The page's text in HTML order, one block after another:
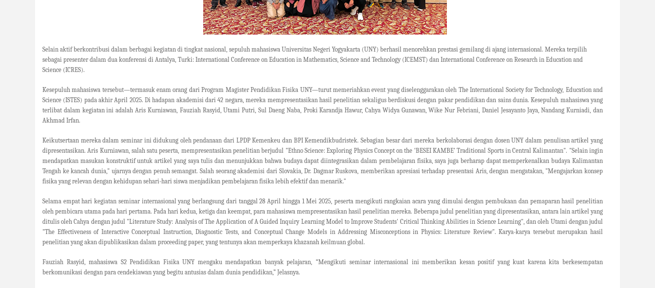
Selain aktif berkontribusi dalam berbagai kegiatan di tingkat nasional, sepuluh mahasiswa Universitas Negeri Yogyakarta (UNY) berhasil menorehkan prestasi gemilang di ajang internasional. Mereka terpilih
sebagai presenter dalam dua konferensi di Antalya, Turki: International Conference on Education in Mathematics, Science and Technology(ICEMST) dan International Conference on Research in Education and
Science (ICRES).
Kesepuluh mahasiswa tersebut—termasuk enam orang dari Program Magister Pendidikan Fisika UNY—turut memeriahkan event yang diselenggarakan oleh The International Society for Technology, Education and
Science (ISTES) pada akhir April 2025. Di hadapan akademisi dari 42 negara, mereka mempresentasikan hasil penelitian sekaligus berdiskusi dengan pakar pendidikan dan sains dunia. Kesepuluh mahasiswa yang
terlibat dalam kegiatan ini adalah Aris Kurniawan, Fauziah Rasyid, Utami Putri, Sul Daeng Naba, Proki Karandja Hawur, Cahya Widya Gunawan, Wike Nur Febriani, Daniel Jesayanto Jaya, Nandang Kurniadi, dan
Akhmad Irfan.
Keikutsertaan mereka dalam seminar ini didukung oleh pendanaan dari LPDP Kemenkeu dan BPI Kemendikbudristek. Sebagian besar dari mereka berkolaborasi dengan dosen UNY dalam penulisan artikel yang
dipresentasikan. Aris Kurniawan, salah satu peserta, mempresentasikan penelitian berjudul "Ethno Science: Exploring Physics Concept on the ‘BESEI KAMBE’ Traditional Sports in Central Kalimantan". "Selain ingin
mendapatkan masukan konstruktif untuk artikel yang saya tulis dan menunjukkan bahwa budaya dapat diintegrasikan dalam pembelajaran fisika, saya juga berharap dapat memperkenalkan budaya Kalimantan
Tengah ke kancah dunia," ujarnya dengan penuh semangat. Salah seorang akademisi dari Slovakia, Dr. Dagmar Ruskova, memberikan apresiasi terhadap presentasi Aris, dengan mengatakan, "Mengajarkan konsep
fisika yang relevan dengan kehidupan sehari-hari siswa menjadikan pembelajaran fisika lebih efektif dan menarik."
Selama empat hari kegiatan seminar internasional yang berlangsung dari tanggal 28 April hingga 1 Mei 2025, peserta mengikuti rangkaian acara yang dimulai dengan pembukaan dan pemaparan hasil penelitian
oleh pembicara utama pada hari pertama. Pada hari kedua, ketiga dan keempat, para mahasiswa mempresentasikan hasil penelitian mereka. Beberapa judul penelitian yang dipresentasikan, antara lain artikel yang
ditulis oleh Cahya dengan judul "Literature Study: Analysis of The Application of A Guided Inquiry Learning Model to Improve Students' Critical Thinking Abilities in Science Learning", dan oleh Utami dengan judul
"The Effectiveness of Interactive Conceptual Instruction, Diagnostic Tests, and Conceptual Change Models in Addressing Misconceptions in Physics: Literature Review". Karya-karya tersebut merupakan hasil
penelitian yang akan dipublikasikan dalam proceeding paper, yang tentunya akan memperkaya khazanah keilmuan global.
Fauziah Rasyid, mahasiswa S2 Pendidikan Fisika UNY mengaku mendapatkan banyak pelajaran, “Mengikuti seminar internasional ini memberikan kesan positif yang kuat karena kita berkesempatan
berkomunikasi dengan para cendekiawan yang begitu antusias dalam dunia pendidikan,” Jelasnya.